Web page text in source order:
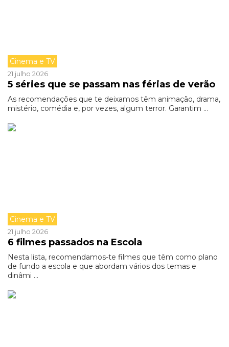
Cinema e TV
21 julho 2026
5 séries que se passam nas férias de verão
As recomendações que te deixamos têm animação, drama,
mistério, comédia e, por vezes, algum terror. Garantim ...
Cinema e TV
21 julho 2026
6 filmes passados na Escola
Nesta lista, recomendamos-te filmes que têm como plano
de fundo a escola e que abordam vários dos temas e
dinâmi ...